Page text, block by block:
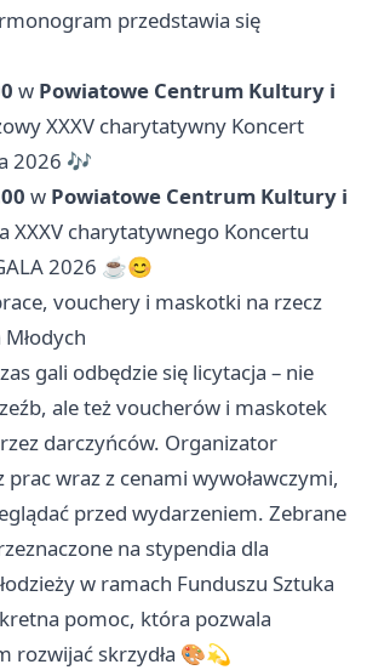
przedstawia się
w Powiatowe Centrum Kultury i
XXXV charytatywny Koncert
2026 🎶
w Powiatowe Centrum Kultury i
XXXV charytatywnego Koncertu
2026 ☕😊
vouchery i maskotki na rzecz
gali odbędzie się licytacja – nie
ale też voucherów i maskotek
darczyńców. Organizator
prac wraz z cenami wywoławczymi,
przed wydarzeniem. Zebrane
na stypendia dla
w ramach Funduszu Sztuka
pomoc, która pozwala
rozwijać skrzydła 🎨💫